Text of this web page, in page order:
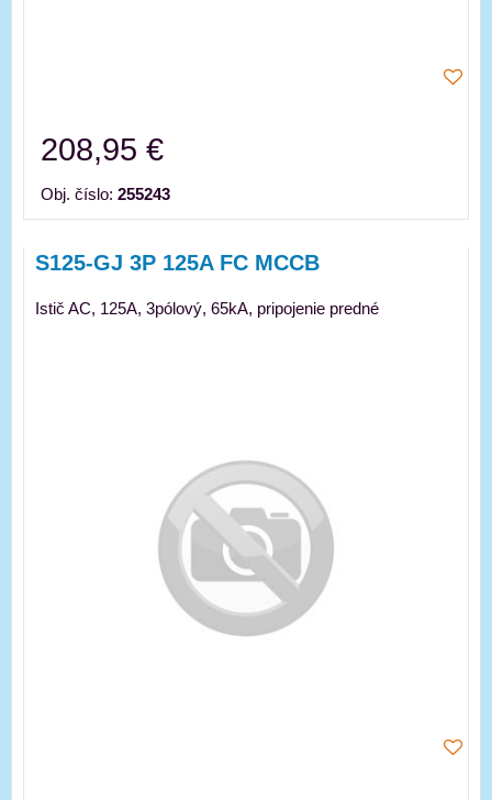
208,95 €
Obj. číslo: 255243
S125-GJ 3P 125A FC MCCB
Istič AC, 125A, 3pólový, 65kA, pripojenie predné